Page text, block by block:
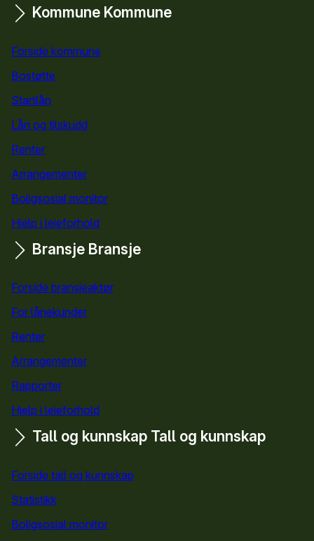
Kommune Kommune
Forside kommune
Bostøtte
Startlån
Lån og tilskudd
Renter
Arrangementer
Boligsosial monitor
Hjelp i leieforhold
Bransje Bransje
Forside bransjeaktør
For lånekunder
Renter
Arrangementer
Rapporter
Hjelp i leieforhold
Tall og kunnskap Tall og kunnskap
Forside tall og kunnskap
Statistikk
Boligsosial monitor